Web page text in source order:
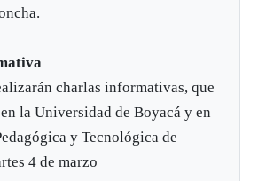
charlas informativas, que
la Universidad de Boyacá y en
y Tecnológica de
4 de marzo